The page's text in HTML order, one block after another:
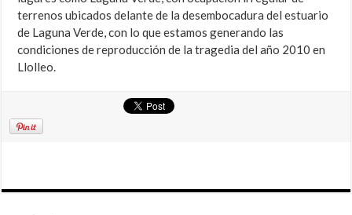
terrenos ubicados delante de la desembocadura del estuario
de Laguna Verde, con lo que estamos generando las
condiciones de reproducción de la tragedia del año 2010 en
Llolleo.